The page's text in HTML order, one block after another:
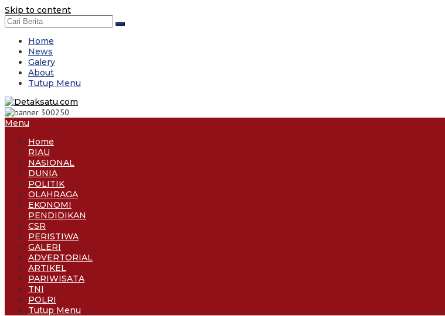
Skip to content
Home
News
Galery
About
Tutup Menu
Menu
Home
RIAU
NASIONAL
DUNIA
POLITIK
OLAHRAGA
EKONOMI
PENDIDIKAN
CSR
PERISTIWA
GALERI
ADVERTORIAL
ARTIKEL
PARIWISATA
TNI
POLRI
Tutup Menu